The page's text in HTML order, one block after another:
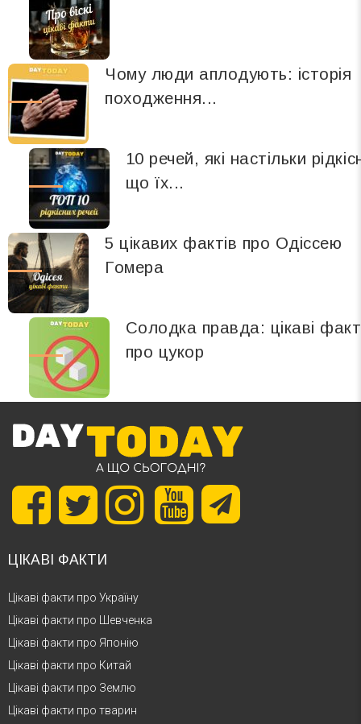
Чому люди аплодують: історія
походження...
10 речей, які настільки
що їх...
5 цікавих фактів про Одіссею
Гомера
Солодка правда: цікаві
про цукор
ЦІКАВІ ФАКТИ
Цікаві факти про Україну
Цікаві факти про Шевченка
Цікаві факти про Японію
Цікаві факти про Китай
Цікаві факти про Землю
Цікаві факти про тварин